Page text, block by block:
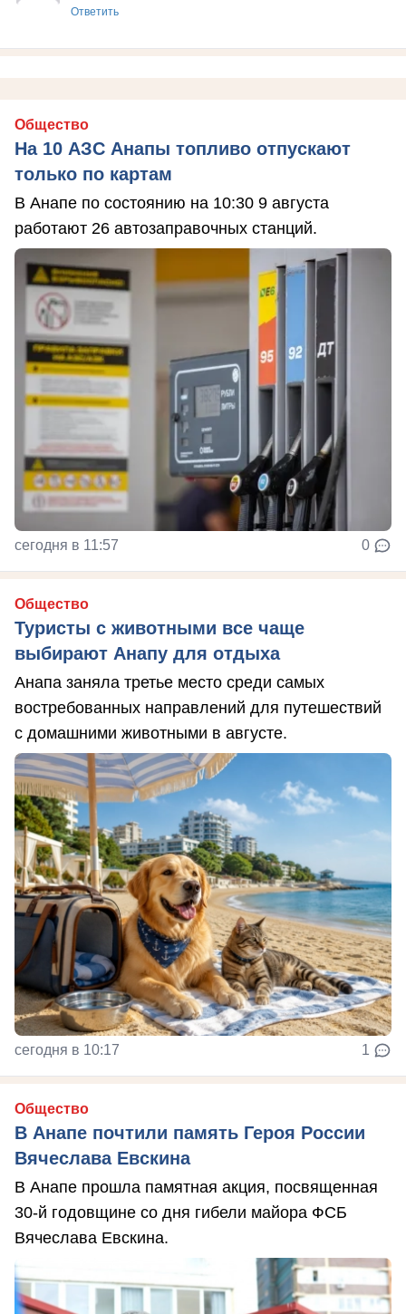
Ответить
Общество
На 10 АЗС Анапы топливо отпускают
только по картам
В Анапе по состоянию на 10:30 9 августа
работают 26 автозаправочных станций.
сегодня в 11:57 0
Общество
Туристы с животными все чаще
выбирают Анапу для отдыха
Анапа заняла третье место среди самых
востребованных направлений для путешествий
с домашними животными в августе.
сегодня в 10:17 1
Общество
В Анапе почтили память Героя России
Вячеслава Евскина
В Анапе прошла памятная акция, посвященная
30-й годовщине со дня гибели майора ФСБ
Вячеслава Евскина.